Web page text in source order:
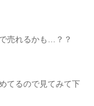
売れるかも…？？
てるので見てみて下